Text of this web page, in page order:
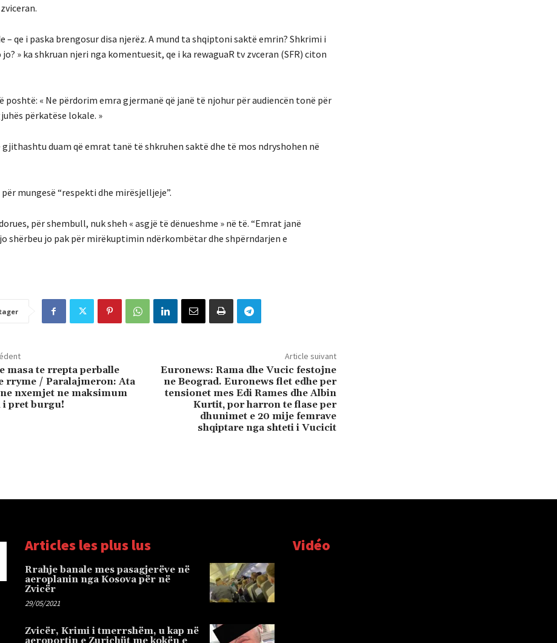
– qe i paska brengosur disa njerëz. A mund ta shqiptoni saktë emrin? Shkrimi i
» ka shkruan njeri nga komentuesit, qe i ka rewaguaR tv zvceran (SFR) citon
poshtë: « Ne përdorim emra gjermanë që janë të njohur për audiencën tonë për
përkatëse lokale. »
duam që emrat tanë të shkruhen saktë dhe të mos ndryshohen në
mungesë “respekti dhe mirësjelljeje”.
për shembull, nuk sheh « asgjë të dënueshme » në të. “Emrat janë
jo pak për mirëkuptimin ndërkombëtar dhe shpërndarjen e
masa te rrepta perballe
rryme / Paralajmeron: Ata
nxemjet ne maksimum
i pret burgu!
Article suivant
Euronews: Rama dhe Vucic festojne
ne Beograd. Euronews flet edhe per
tensionet mes Edi Rames dhe Albin
Kurtit, por harron te flase per
dhunimet e 20 mije femrave
shqiptare nga shteti i Vucicit
Articles les plus lus
Rrahje banale mes pasagjerëve në
aeroplanin nga Kosova për në
Zvicër
29/05/2021
Zvicër, Krimi i tmerrshëm, u kap në
Vidéo